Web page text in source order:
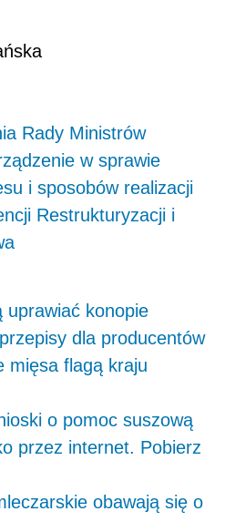
Rady Ministrów
w sprawie
i sposobów realizacji
Restrukturyzacji i
uprawiać konopie
dla producentów
mięsa flagą kraju
o pomoc suszową
przez internet. Pobierz
obawają się o